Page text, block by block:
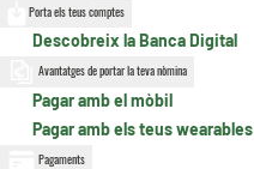
Porta els teus comptes
Descobreix la Banca Digital
Avantatges de portar la teva nòmina
Pagar amb el mòbil
Pagar amb els teus wearables
Pagaments